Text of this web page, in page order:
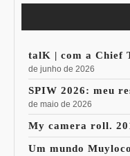
talK | com a Chief
de junho de 2026
SPIW 2026: meu
de maio de 2026
My camera roll.
Um mundo